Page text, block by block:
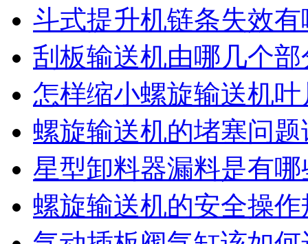
斗式提升机链条失效
刮板输送机由哪几个
怎样缩小螺旋输送机
螺旋输送机的堵塞问
星型卸料器漏料是有
螺旋输送机的安全操